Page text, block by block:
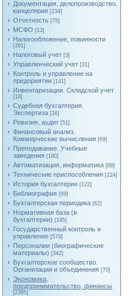
Документация, делопроизводство,
канцелярия [234]
Отчетность [75]
МСФО [13]
Налогообложение, повинности
[391]
Налоговый учет [3]
Управленческий учет [31]
Контроль и управление на
предприятии [141]
Инвентаризации. Складской учет
[18]
Судебная бухгалтерия.
Экспертиза [26]
Ревизия, аудит [51]
Финансовый анализ.
Коммерческие вычисления [69]
Преподавание. Учебные
заведения [180]
Автоматизация, информатика [68]
Технические приспособления [224]
История бухгалтерии [122]
Библиография [69]
Бухгалтерская периодика [62]
Нормативная база (в
бухгалтерии) [195]
Государственный контроль и
управление [579]
Персоналии (биографические
материалы) [342]
Бухгалтерское сообщество.
Организации и объединения [70]
Экономика,
предпринимательство, финансы
[2385]